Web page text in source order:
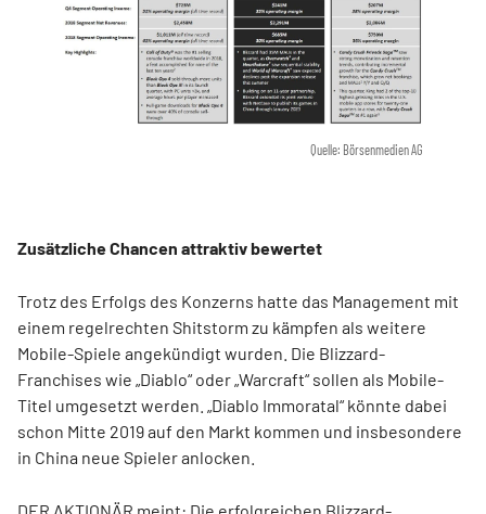
Quelle: Börsenmedien AG
Zusätzliche Chancen attraktiv bewertet
Trotz des Erfolgs des Konzerns hatte das Management mit
einem regelrechten Shitstorm zu kämpfen als weitere
Mobile-Spiele angekündigt wurden. Die Blizzard-
Franchises wie „Diablo“ oder „Warcraft“ sollen als Mobile-
Titel umgesetzt werden. „Diablo Immoratal“ könnte dabei
schon Mitte 2019 auf den Markt kommen und insbesondere
in China neue Spieler anlocken.